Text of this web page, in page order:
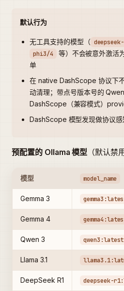
默认行为
无工具支持的模型（
phi3/4
等）不会被意外激
单
在 native DashScope 协议下
动清理；带点号版本号的
DashScope（兼容模式）
DashScope 模型发现做协议
预配置的 Ollama 模型 （默认禁
模型 model_name
Gemma 3
Gemma 4
Qwen 3 qwen3:latest
Llama 3.1
DeepSeek R1 deepseek-